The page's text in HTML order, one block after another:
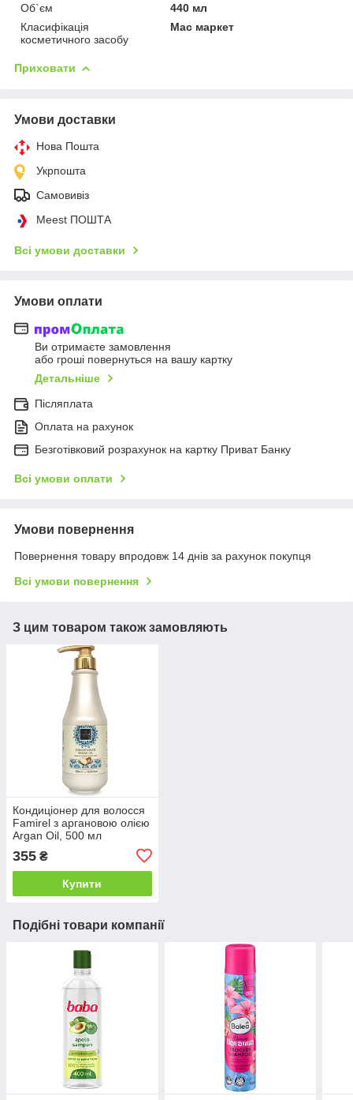
Об`єм
440 мл
Класифікація
косметичного засобу
Мас маркет
Приховати
Умови доставки
Нова Пошта
Укрпошта
Самовивіз
Meest ПОШТА
Всі умови доставки
Умови оплати
Ви отримаєте замовлення
або гроші повернуться на вашу картку
Детальніше
Післяплата
Оплата на рахунок
Безготівковий розрахунок на картку Приват Банку
Всі умови оплати
Умови повернення
Повернення товару впродовж 14 днів за рахунок покупця
Всі умови повернення
З цим товаром також замовляють
Кондиціонер для волосся
Famirel з аргановою олією
Argan Oil, 500 мл
355 ₴
Купити
Подібні товари компанії